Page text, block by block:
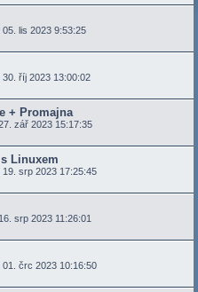
05. lis 2023 9:53:25
30. říj 2023 13:00:02
+ Promajna
zář 2023 15:17:35
Linuxem
19. srp 2023 17:25:45
srp 2023 11:26:01
01. črc 2023 10:16:50